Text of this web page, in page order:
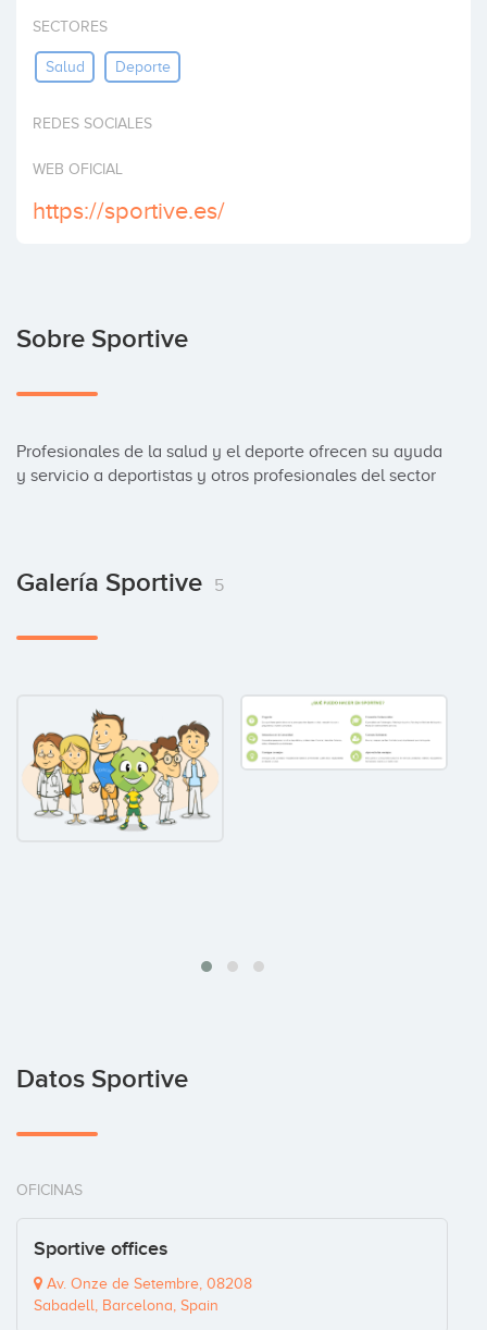
Invertir
SECTORES
Salud Deporte
REDES SOCIALES
WEB OFICIAL
https://sportive.es/
Sobre Sportive
Profesionales de la salud y el deporte ofrecen su ayuda
y servicio a deportistas y otros profesionales del sector
Galería Sportive 5
Datos Sportive
OFICINAS
Sportive offices
Av. Onze de Setembre, 08208
Sabadell, Barcelona, Spain